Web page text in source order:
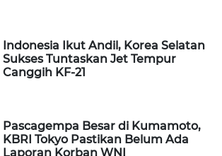
Indonesia Ikut Andil, Korea Selatan
Sukses Tuntaskan Jet Tempur
Canggih KF-21
Pascagempa Besar di Kumamoto,
KBRI Tokyo Pastikan Belum Ada
Laporan Korban WNI